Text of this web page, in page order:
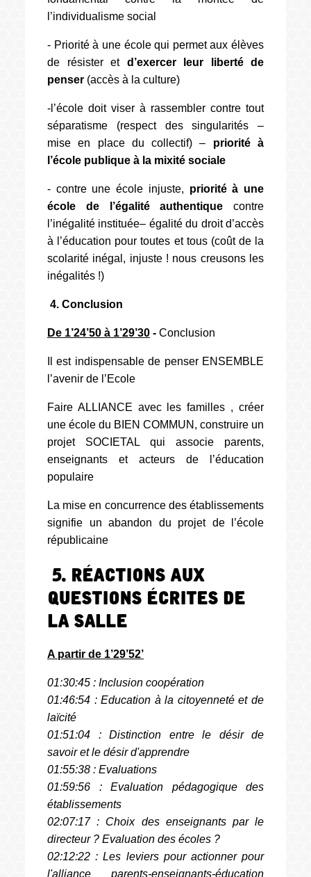
l’individualisme social
- Priorité à une école qui permet aux élèves
de résister et d’exercer leur liberté de
penser (accès à la culture)
-l’école doit viser à rassembler contre tout
séparatisme (respect des singularités –
mise en place du collectif) – priorité à
l’école publique à la mixité sociale
- contre une école injuste, priorité à une
école de l’égalité authentique contre
l’inégalité instituée– égalité du droit d’accès
à l’éducation pour toutes et tous (coût de la
scolarité inégal, injuste ! nous creusons les
inégalités !)
4. Conclusion
De 1’24’50 à 1’29’30 - Conclusion
Il est indispensable de penser ENSEMBLE
l’avenir de l’Ecole
Faire ALLIANCE avec les familles , créer
une école du BIEN COMMUN, construire un
projet SOCIETAL qui associe parents,
enseignants et acteurs de l’éducation
populaire
La mise en concurrence des établissements
signifie un abandon du projet de l’école
républicaine
5. Réactions aux
questions écrites de
la salle
A partir de 1’29’52’
01:30:45 : Inclusion coopération
01:46:54 : Education à la citoyenneté et de
laïcité
01:51:04 : Distinction entre le désir de
savoir et le désir d'apprendre
01:55:38 : Evaluations
01:59:56 : Evaluation pédagogique des
établissements
02:07:17 : Choix des enseignants par le
directeur ? Evaluation des écoles ?
02:12:22 : Les leviers pour actionner pour
l'alliance parents-enseignants-éducation